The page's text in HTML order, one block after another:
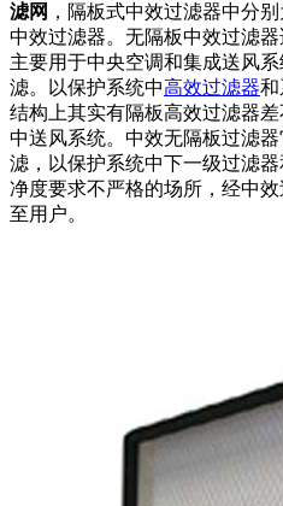
滤网 ，隔板式中效过滤器中分别
中效过滤器。无隔板中效过滤
主要用于中央空调和集成送风
滤。以保护系统中高效过滤器和
结构上其实有隔板高效过滤器
中送风系统。中效无隔板过滤
滤，以保护系统中下一级过滤
净度要求不严格的场所，经中
至用户。